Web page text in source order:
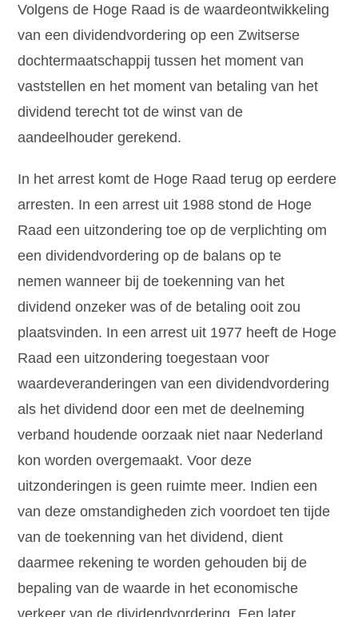
Volgens de Hoge Raad is de waardeontwikkeling
van een dividendvordering op een Zwitserse
dochtermaatschappij tussen het moment van
vaststellen en het moment van betaling van het
dividend terecht tot de winst van de
aandeelhouder gerekend.
In het arrest komt de Hoge Raad terug op eerdere
arresten. In een arrest uit 1988 stond de Hoge
Raad een uitzondering toe op de verplichting om
een dividendvordering op de balans op te
nemen wanneer bij de toekenning van het
dividend onzeker was of de betaling ooit zou
plaatsvinden. In een arrest uit 1977 heeft de Hoge
Raad een uitzondering toegestaan voor
waardeveranderingen van een dividendvordering
als het dividend door een met de deelneming
verband houdende oorzaak niet naar Nederland
kon worden overgemaakt. Voor deze
uitzonderingen is geen ruimte meer. Indien een
van deze omstandigheden zich voordoet ten tijde
van de toekenning van het dividend, dient
daarmee rekening te worden gehouden bij de
bepaling van de waarde in het economische
verkeer van de dividendvordering. Een later